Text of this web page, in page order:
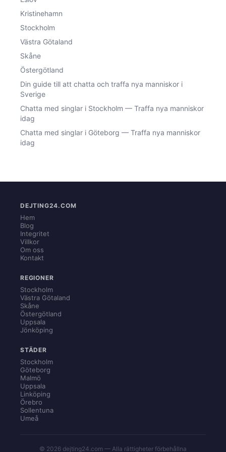
Kristinehamn
Stockholm
Västra Götaland
Skåne
Östergötland
Din guide till att chatta och traffa nya manniskor i
Sverige
Chatta med singlar i Stockholm — Traffa nya manniskor
idag
Chatta med singlar i Göteborg — Traffa nya manniskor
idag
DEJTING24.COM
Hem
Blog
Integritet
Villkor
Om oss
Kontakt
REGIONER
Stockholm
Västra Götaland
Skåne
Östergötland
Uppsala
Jönköping
STÄDER
Stockholm
Göteborg
Malmö
Uppsala
Linköping
Örebro
Sollentuna
Umeå
© 2026 dejting24.com — Alla rättigheter förbehållna